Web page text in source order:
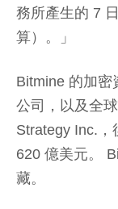
務所產生的 7
算）。」
Bitmine 的加密
公司，以及全
Strategy Inc.，
620 億美元。
藏。